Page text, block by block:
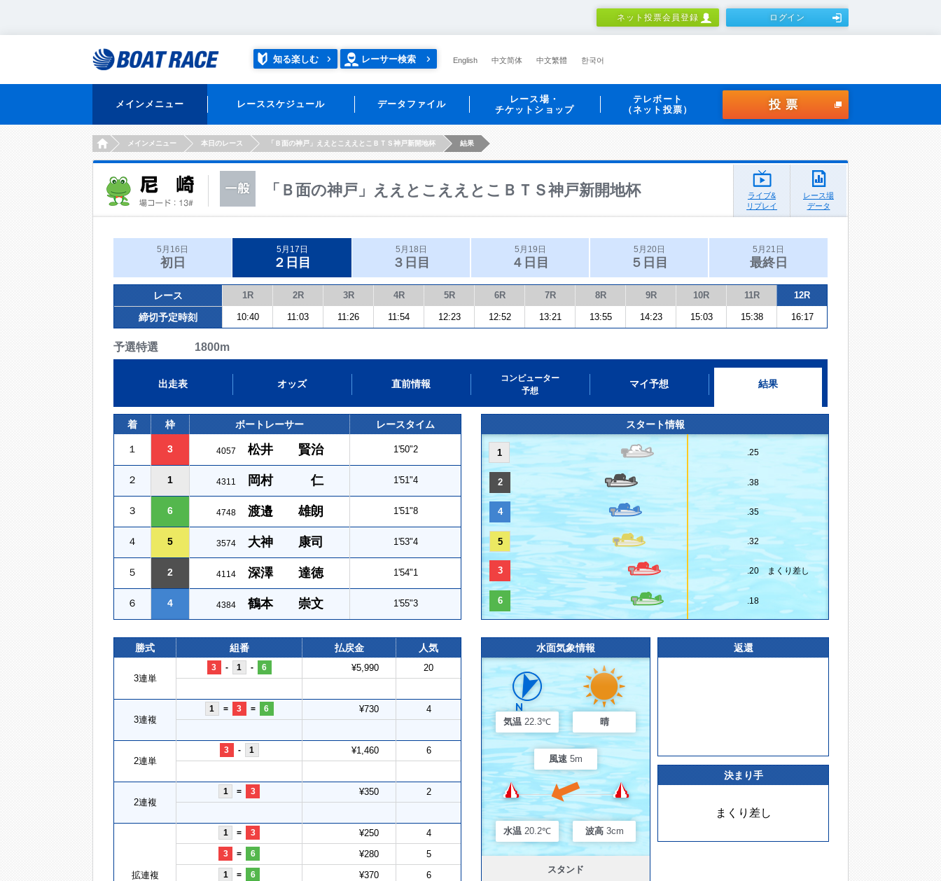
ネット投票会員登録 ログイン
知る楽しむ レーサー検索 English 中文简体 中文繁體 한국어
メインメニュー レーススケジュール データファイル
レース場・
チケットショップ
テレボート
（ネット投票）
投票
HOMEメインメニュー 本日のレース 「Ｂ面の神戸」ええとこええとこＢＴＳ神戸新開地杯 結果
「Ｂ面の神戸」ええとこええとこＢＴＳ神戸新開地杯
ライブ&
リプレイ
レース場
データ
5月16日
初日
5月17日
２日目
5月18日
３日目
5月19日
４日目
5月20日
５日目
5月21日
最終日
レース 1R 2R 3R 4R 5R 6R 7R 8R 9R 10R 11R 12R
締切予定時刻 10:40 11:03 11:26 11:54 12:23 12:52 13:21 13:55 14:23 15:03 15:38 16:17
予選特選 1800m
出走表 オッズ 直前情報
コンピューター
予想
マイ予想 結果
着 枠 ボートレーサー レースタイム
１ 3 4057 松井 賢治 1'50"2
２ 1 4311 岡村 仁 1'51"4
３ 6 4748 渡邉 雄朗 1'51"8
４ 5 3574 大神 康司 1'53"4
５ 2 4114 深澤 達徳 1'54"1
６ 4 4384 鶴本 崇文 1'55"3
スタート情報
1 .25
2 .38
4 .35
5 .32
3 .20 まくり差し
6 .18
勝式 組番 払戻金 人気
3連単
3 - 1 - 6 ¥5,990 20
3連複
1 = 3 = 6 ¥730 4
2連単
3 - 1 ¥1,460 6
2連複
1 = 3 ¥350 2
拡連複
1 = 3 ¥250 4
3 = 6 ¥280 5
1 = 6 ¥370 6
水面気象情報
気温 22.3℃ 晴
風速 5m
水温 20.2℃ 波高 3cm
スタンド
返還
決まり手
まくり差し